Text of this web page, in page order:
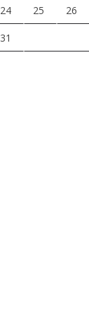
24 25 26
31